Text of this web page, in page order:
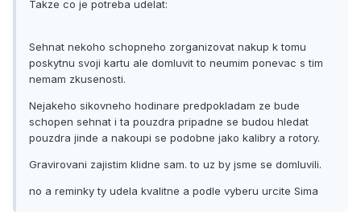
Takze co je potreba udelat:
Sehnat nekoho schopneho zorganizovat nakup k tomu
poskytnu svoji kartu ale domluvit to neumim ponevac s tim
nemam zkusenosti.
Nejakeho sikovneho hodinare predpokladam ze bude
schopen sehnat i ta pouzdra pripadne se budou hledat
pouzdra jinde a nakoupi se podobne jako kalibry a rotory.
Gravirovani zajistim klidne sam. to uz by jsme se domluvili.
no a reminky ty udela kvalitne a podle vyberu urcite Sima